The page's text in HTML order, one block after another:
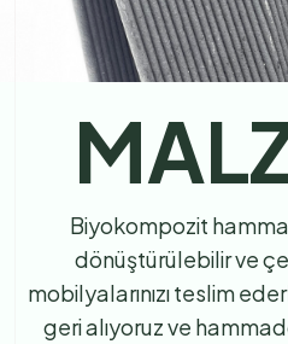
Biyokompozit
dönüştürülebilir ve
mobilyalarınızı teslim
geri alıyoruz ve